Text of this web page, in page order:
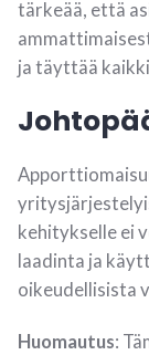
tärkeää, että
ja täyttää
kehitykselle ei
laadinta ja
oikeudellisista
Huomautus: